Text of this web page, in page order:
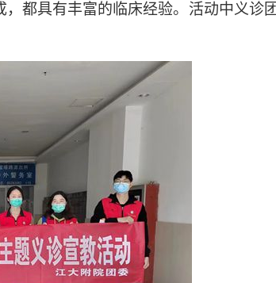
都具有丰富的临床经验。活动中义诊